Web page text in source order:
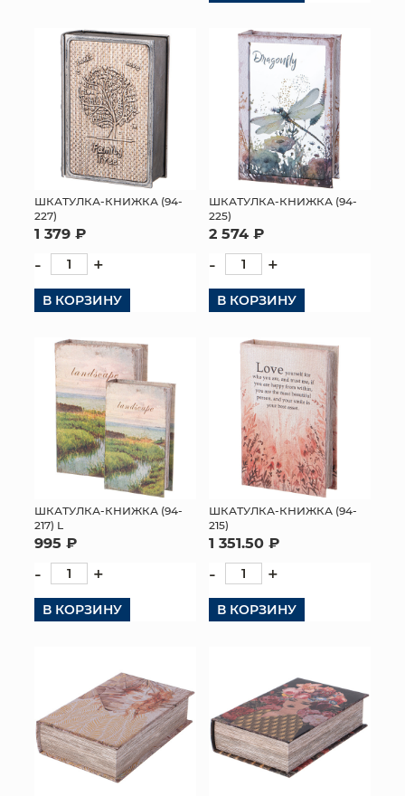
ШКАТУЛКА-КНИЖКА (94-
227)
1 379 ₽
- +
В КОРЗИНУ
ШКАТУЛКА-КНИЖКА (94-
225)
2 574 ₽
- +
В КОРЗИНУ
ШКАТУЛКА-КНИЖКА (94-
217) L
995 ₽
- +
В КОРЗИНУ
ШКАТУЛКА-КНИЖКА (94-
215)
1 351.50 ₽
- +
В КОРЗИНУ